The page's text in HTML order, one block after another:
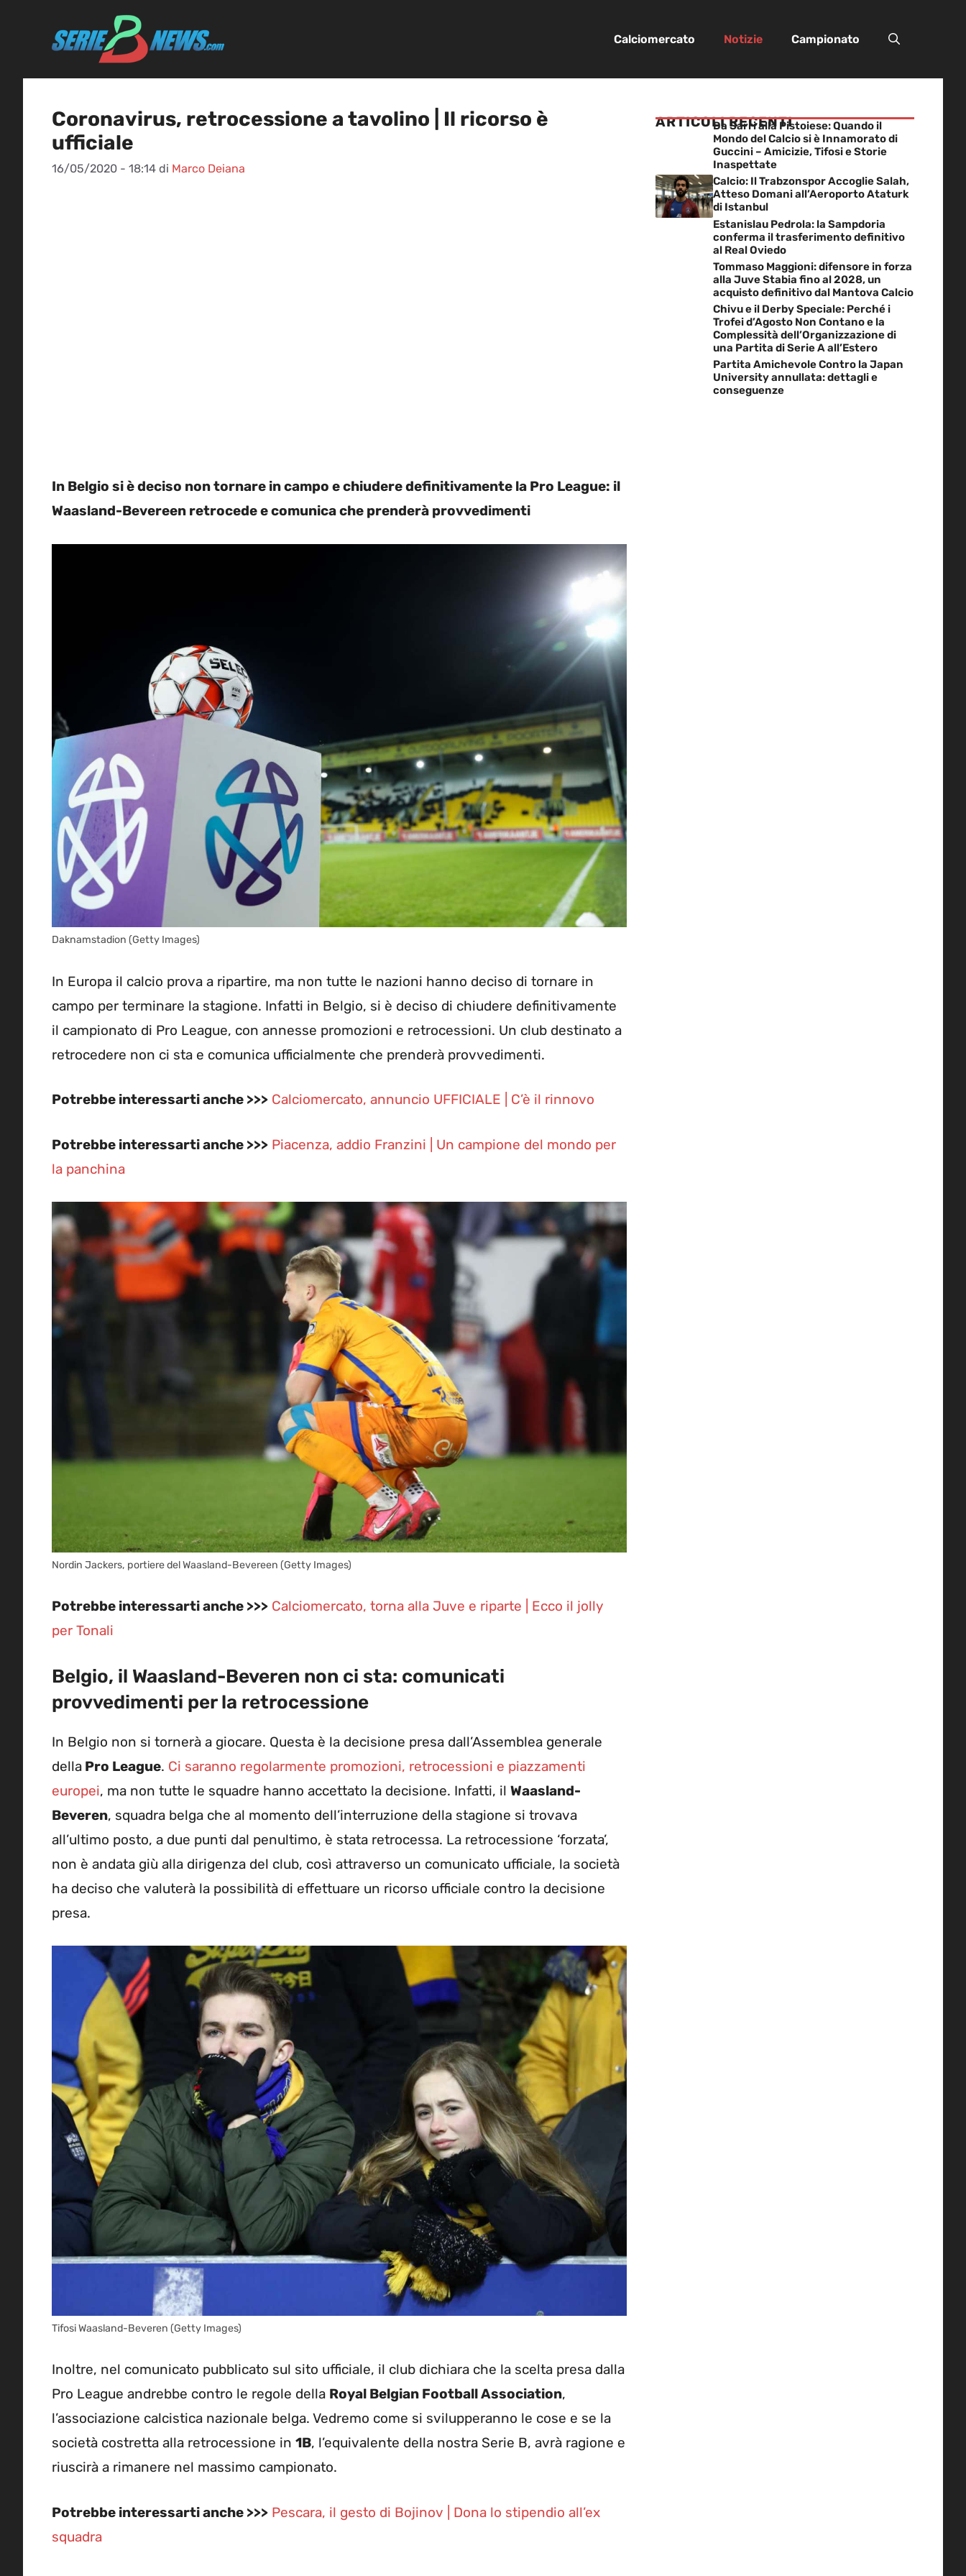
Calciomercato Notizie Campionato
Coronavirus, retrocessione a tavolino | Il ricorso è
ufficiale
16/05/2020 - 18:14 di Marco Deiana
In Belgio si è deciso non tornare in campo e chiudere definitivamente la Pro League: il
Waasland-Bevereen retrocede e comunica che prenderà provvedimenti
Daknamstadion (Getty Images)
In Europa il calcio prova a ripartire, ma non tutte le nazioni hanno deciso di tornare in
campo per terminare la stagione. Infatti in Belgio, si è deciso di chiudere definitivamente
il campionato di Pro League, con annesse promozioni e retrocessioni. Un club destinato a
retrocedere non ci sta e comunica ufficialmente che prenderà provvedimenti.
Potrebbe interessarti anche >>> Calciomercato, annuncio UFFICIALE | C’è il rinnovo
Potrebbe interessarti anche >>> Piacenza, addio Franzini | Un campione del mondo per
la panchina
Nordin Jackers, portiere del Waasland-Bevereen (Getty Images)
Potrebbe interessarti anche >>> Calciomercato, torna alla Juve e riparte | Ecco il jolly
per Tonali
Belgio, il Waasland-Beveren non ci sta: comunicati
provvedimenti per la retrocessione
In Belgio non si tornerà a giocare. Questa è la decisione presa dall’Assemblea generale
della Pro League. Ci saranno regolarmente promozioni, retrocessioni e piazzamenti
europei, ma non tutte le squadre hanno accettato la decisione. Infatti, il Waasland-
Beveren, squadra belga che al momento dell’interruzione della stagione si trovava
all’ultimo posto, a due punti dal penultimo, è stata retrocessa. La retrocessione ‘forzata’,
non è andata giù alla dirigenza del club, così attraverso un comunicato ufficiale, la società
ha deciso che valuterà la possibilità di effettuare un ricorso ufficiale contro la decisione
presa.
Tifosi Waasland-Beveren (Getty Images)
Inoltre, nel comunicato pubblicato sul sito ufficiale, il club dichiara che la scelta presa dalla
Pro League andrebbe contro le regole della Royal Belgian Football Association,
l’associazione calcistica nazionale belga. Vedremo come si svilupperanno le cose e se la
società costretta alla retrocessione in 1B, l’equivalente della nostra Serie B, avrà ragione e
riuscirà a rimanere nel massimo campionato.
Potrebbe interessarti anche >>> Pescara, il gesto di Bojinov | Dona lo stipendio all’ex
squadra
ARTICOLI RECENTI
Da Sarri alla Pistoiese: Quando il
Mondo del Calcio si è Innamorato di
Guccini – Amicizie, Tifosi e Storie
Inaspettate
Calcio: Il Trabzonspor Accoglie Salah,
Atteso Domani all’Aeroporto Ataturk
di Istanbul
Estanislau Pedrola: la Sampdoria
conferma il trasferimento definitivo
al Real Oviedo
Tommaso Maggioni: difensore in forza
alla Juve Stabia fino al 2028, un
acquisto definitivo dal Mantova Calcio
Chivu e il Derby Speciale: Perché i
Trofei d’Agosto Non Contano e la
Complessità dell’Organizzazione di
una Partita di Serie A all’Estero
Partita Amichevole Contro la Japan
University annullata: dettagli e
conseguenze